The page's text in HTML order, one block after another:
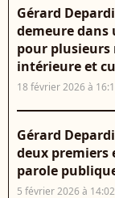
Gérard
demeure dans
pour plusieurs
intérieure et
18 février 2026 à
Gérard
deux premiers
parole
5 février 2026 à 14:02